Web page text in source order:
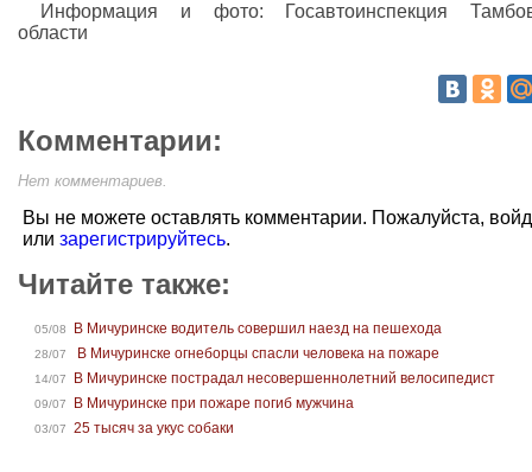
Информация и фото: Госавтоинспекция
области
Комментарии:
Нет комментариев.
Вы не можете оставлять комментарии. Пожалуйста,
или зарегистрируйтесь.
Читайте также:
05/08 В Мичуринске водитель совершил наезд на пешехода
28/07 В Мичуринске огнеборцы спасли человека на пожаре
14/07 В Мичуринске пострадал несовершеннолетний велосипедист
09/07 В Мичуринске при пожаре погиб мужчина
03/07 25 тысяч за укус собаки